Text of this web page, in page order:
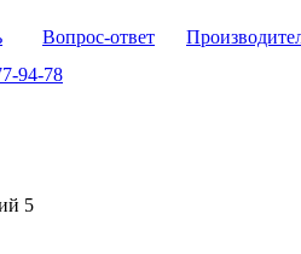
Вопрос-ответ
94-78
5